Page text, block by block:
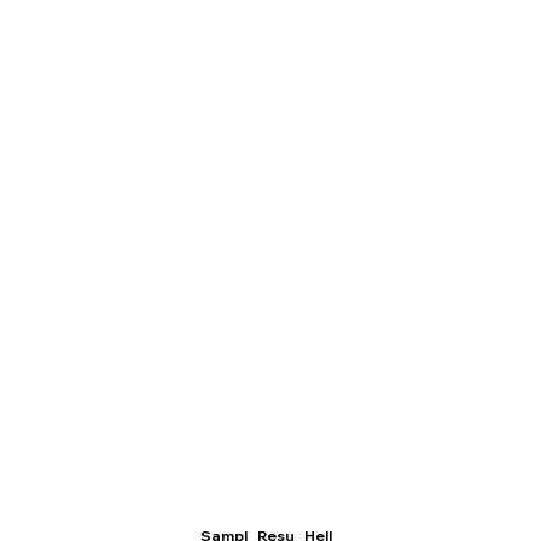
Sampl
Resu
Hell